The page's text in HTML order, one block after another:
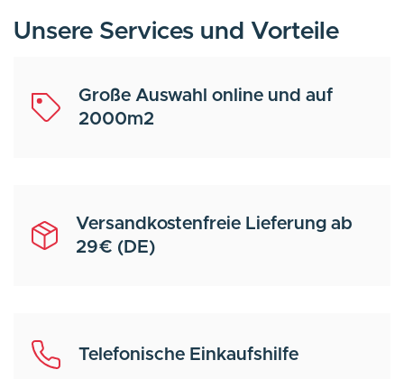
Unsere Services und Vorteile
Große Auswahl online und auf
2000m2
Versandkostenfreie Lieferung ab
29€ (DE)
Telefonische Einkaufshilfe